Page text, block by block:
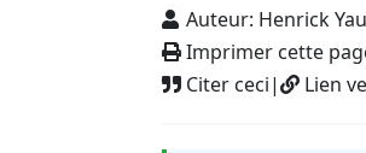
Auteur: Henrick Yau
Imprimer cette
Citer ceci| Lien